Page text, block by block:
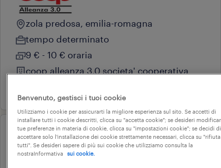
zola predosa, emilia-romagna
tempo determinato
9 € - 10 € oraria
coop alleanza 3.0 societa' cooperativa
professional
operatore socio sanitario per
Benvenuto, gestisci i tuoi cookie
Utilizziamo i cookie per assicurarti la migliore esperienza sul sito. Se accetti di
installare tutti i cookie descritti, clicca su "accetta cookie"; se desideri
tue preferenze in materia di cookie, clicca su "impostazioni cookie"; se decidi di
accettare solo l'installazione dei cookie strettamente necessari, clicca su "rifiuta
tutti". Se desideri sapere di più sui cookie che utilizziamo consulta la
nostraInformativa
sui cookie.